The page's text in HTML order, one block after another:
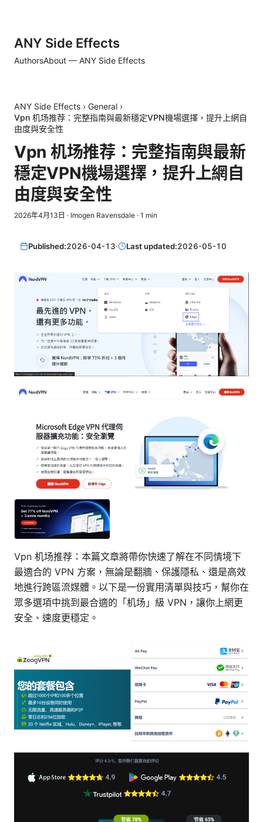
ANY Side Effects
AuthorsAbout — ANY Side Effects
ANY Side Effects › General ›
Vpn 机场推荐：完整指南與最新穩定VPN機場選擇，提升上網自
由度與安全性
Vpn 机场推荐：完整指南與最新
穩定VPN機場選擇，提升上網自
由度與安全性
2026年4月13日 · Imogen Ravensdale · 1 min
Published:2026-04-13· Last updated:2026-05-10
Vpn 机场推荐：本篇文章將帶你快速了解在不同情境下
最適合的 VPN 方案，無論是翻牆、保護隱私、還是高效
地進行跨區流媒體。以下是一份實用清單與技巧，幫你在
眾多選項中挑到最合適的「机场」級 VPN，讓你上網更
安全、速度更穩定。